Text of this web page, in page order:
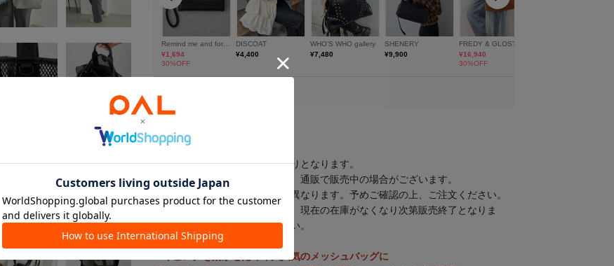
完売カラーWEB分追加決定！
・限定数量に達し次第、締め切りとなります。
・追加生産商品は、一部の店舗、通販で販売中の場合がございます。
・カラーによってお届け時期が異なります。予めご確認の上、ご注文ください。
※店舗への追加納品予定はなく、現在の在庫がなくなり次第販売終了となりま
す。ぜひお早めにご検討ください。
パイピングを効かせた昨年大人気のメッシュバッグに